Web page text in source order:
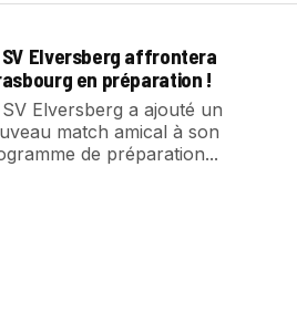
SV Elversberg affrontera
en préparation !
Elversberg a ajouté un
match amical à son
de préparation...